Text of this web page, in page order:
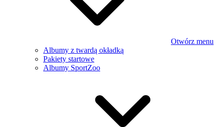
Otwórz menu
Albumy z twardą okładką
Pakiety startowe
Albumy SportZoo